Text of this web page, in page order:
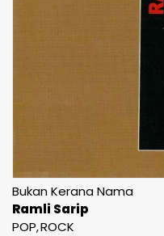
Bukan Kerana Nama
Ramli Sarip
POP ROCK